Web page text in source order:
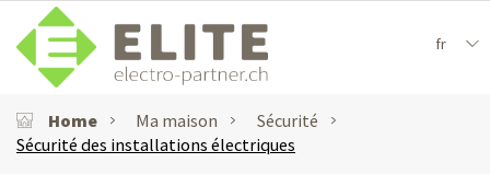
fr
Home Ma maison
Sécurité
Sécurité des installations électriques